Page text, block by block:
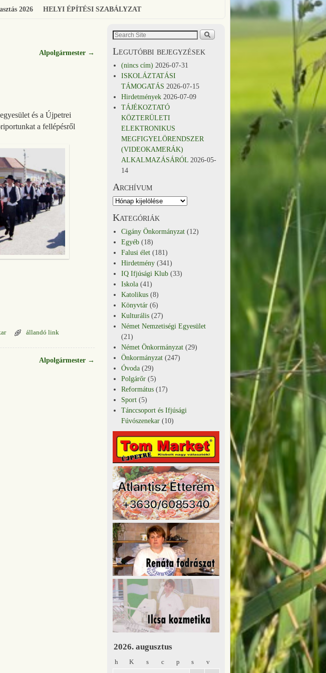
2026 HELYI ÉPÍTÉSI SZABÁLYZAT
Alpolgármester →
és a Újpetrei
a fellépésről
állandó link
Alpolgármester →
Legutóbbi bejegyzések
(nincs cím) 2026-07-31
ISKOLÁZTATÁSI
TÁMOGATÁS 2026-07-15
Hirdetmények 2026-07-09
TÁJÉKOZTATÓ
KÖZTERÜLETI
ELEKTRONIKUS
MEGFIGYELÖRENDSZER
(VIDEOKAMERÁK)
ALKALMAZÁSÁRÓL 2026-05-
14
Archívum
Kategóriák
Cigány Önkormányzat (12)
Egyéb (18)
Falusi élet (181)
Hirdetmény (341)
IQ Ifjúsági Klub (33)
Iskola (41)
Katolikus (8)
Könyvtár (6)
Kulturális (27)
Német Nemzetiségi Egyesület
(21)
Német Önkormányzat (29)
Önkormányzat (247)
Óvoda (29)
Polgárőr (5)
Református (17)
Sport (5)
Tánccsoport és Ifjúsági
Fúvószenekar (10)
2026. augusztus
h K s c p s v